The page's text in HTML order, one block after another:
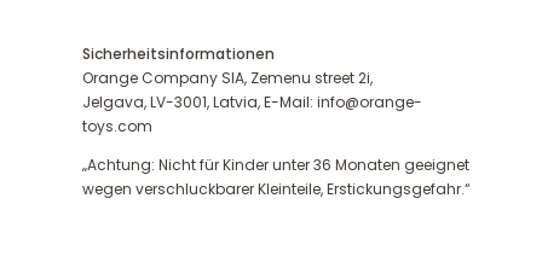
Sicherheitsinformationen
Orange Company SIA, Zemenu street 2i,
Jelgava, LV-3001, Latvia, E-Mail: info@orange-
toys.com
„Achtung: Nicht für Kinder unter 36 Monaten geeignet
wegen verschluckbarer Kleinteile, Erstickungsgefahr.“